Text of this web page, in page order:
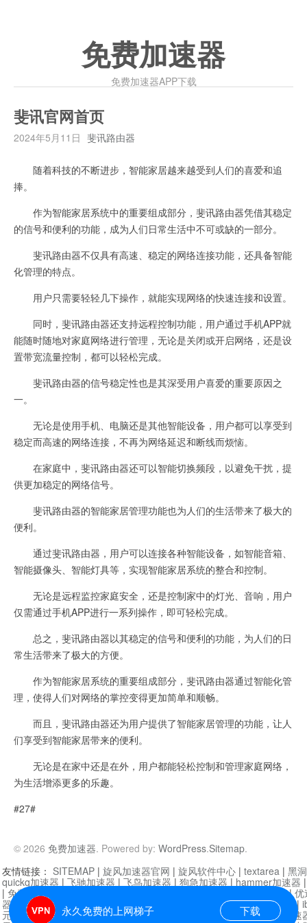
免费加速器
免费加速器APP下载
斐讯官网首页
2024年5月11日 斐讯路由器
随着科技的不断进步，智能家居越来越受到人们的喜爱和追
捧。
作为智能家居系统中的重要组成部分，斐讯路由器凭借其稳定
的信号和便利的功能，成为人们日常生活中不可或缺的一部分。
斐讯路由器不仅具有高速、稳定的网络连接功能，还具备智能
化管理的特点。
用户只需要轻轻几下操作，就能实现网络的快速连接和设置。
同时，斐讯路由器还支持远程控制功能，用户通过手机APP就
能随时随地对家庭网络进行管理，无论是关闭或开启网络，还是设
置带宽流量控制，都可以轻松完成。
斐讯路由器的信号稳定性也是其深受用户喜爱的重要原因之
一。
无论是使用手机、电脑还是其他智能设备，用户都可以享受到
稳定而高速的网络连接，不再为网络延迟和断线而烦恼。
在家庭中，斐讯路由器还可以智能切换频段，以避免干扰，提
供更加稳定的网络信号。
斐讯路由器的智能家居管理功能也为人们的生活带来了极大的
便利。
通过斐讯路由器，用户可以连接各种智能设备，如智能音箱、
智能摄像头、智能灯具等，实现智能家居系统的整合和控制。
无论是远程监控家庭安全，还是控制家中的灯光、音响，用户
仅需通过手机APP进行一系列操作，即可轻松完成。
总之，斐讯路由器以其稳定的信号和便利的功能，为人们的日
常生活带来了极大的方便。
作为智能家居系统的重要组成部分，斐讯路由器通过智能化管
理，使得人们对网络的掌控变得更加简单和顺畅。
而且，斐讯路由器还为用户提供了智能家居管理的功能，让人
们享受到智能家居带来的便利。
无论是在家中还是在外，用户都能轻松控制和管理家庭网络，
为生活增添更多的乐趣。
#27#
© 2026 免费加速器. Powered by: WordPress.Sitemap.
永久免费的上网梯子 下载
友情链接： SITEMAP | 旋风加速器官网 | 旋风软件中心 | textarea | 黑
quickq加速器 | 飞驰加速器 | 飞鸟加速器 | 狗急加速器 | hammer加速器
| 免费vqn加速外网 迷雾通|优
器| 快柠檬加速器 |黑洞加速 |falemon 快橙加速器|anycast加速器 |
元机场加速器 |一元机场|老王加速器 | 白石山|
小牛加速